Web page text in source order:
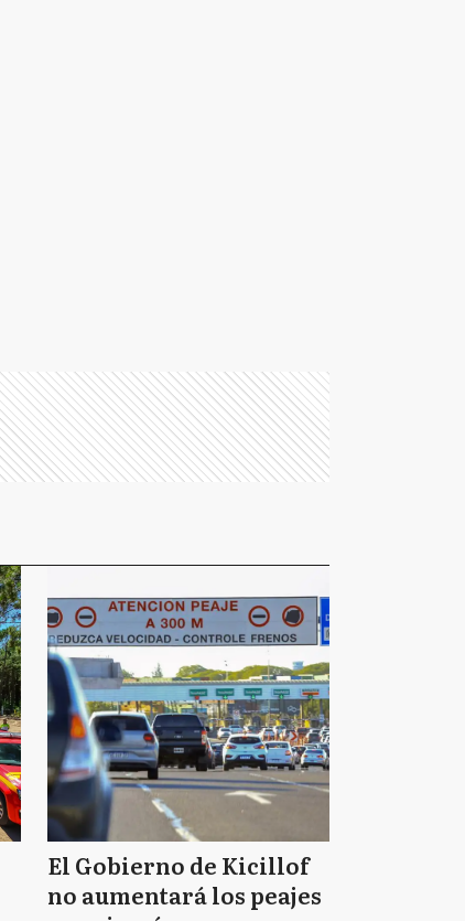
El Gobierno de Kicillof
no aumentará los peajes